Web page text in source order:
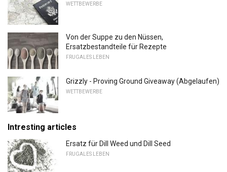
WETTBEWERBE
Von der Suppe zu den Nüssen,
Ersatzbestandteile für Rezepte
FRUGALES LEBEN
Grizzly - Proving Ground Giveaway (Abgelaufen)
WETTBEWERBE
Intresting articles
Ersatz für Dill Weed und Dill Seed
FRUGALES LEBEN